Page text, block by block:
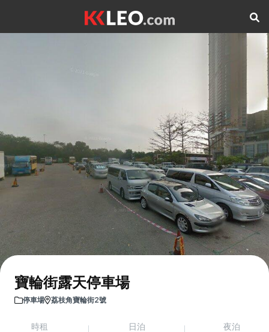
寶輪街露天停車場
停車場 荔枝角寶輪街2號
時租 日泊 夜泊